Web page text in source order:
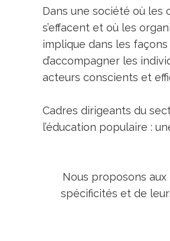
Dans une société où les
s’effacent et où les
implique dans les
d’accompagner les
acteurs conscients et
Cadres dirigeants du
l’éducation populaire :
Nous proposons
spécificités et de